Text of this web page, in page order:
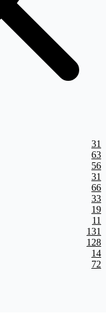
31
63
56
31
66
33
19
11
131
128
14
72